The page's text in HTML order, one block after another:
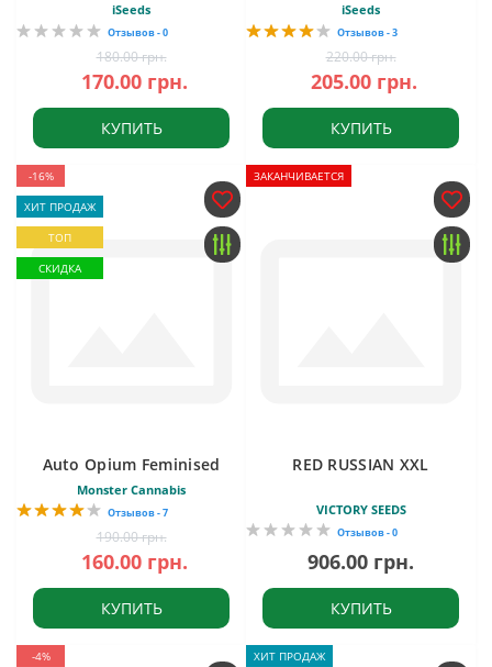
iSeeds
Отзывов - 0
180.00 грн.
170.00 грн.
КУПИТЬ
iSeeds
Отзывов - 3
220.00 грн.
205.00 грн.
КУПИТЬ
-16%
ХИТ ПРОДАЖ
ТОП
СКИДКА
Auto Opium Feminised
Monster Cannabis
Отзывов - 7
190.00 грн.
160.00 грн.
КУПИТЬ
ЗАКАНЧИВАЕТСЯ
RED RUSSIAN XXL
VICTORY SEEDS
Отзывов - 0
906.00 грн.
КУПИТЬ
-4%
ХИТ ПРОДАЖ